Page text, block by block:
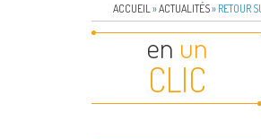
ACCUEIL »ACTUALITÉS» RETOUR
en un
CLIC